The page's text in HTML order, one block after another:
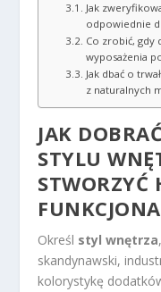
Jak
odpowiednie
Co zrobić, gdy
wyposażenia
Jak dbać o
z naturalnych
JAK
STYLU
Określ styl wnętrza
skandynawski,
kolorystykę